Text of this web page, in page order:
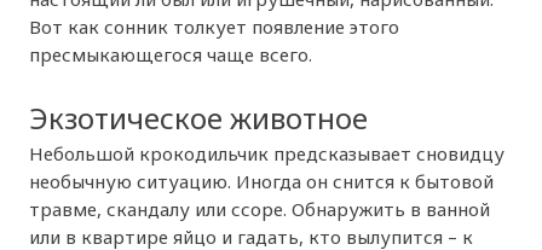
Вот как сонник толкует появление этого
пресмыкающегося чаще всего.
Экзотическое животное
Небольшой крокодильчик предсказывает сновидцу
необычную ситуацию. Иногда он снится к бытовой
травме, скандалу или ссоре. Обнаружить в ванной
или в квартире яйцо и гадать, кто вылупится – к